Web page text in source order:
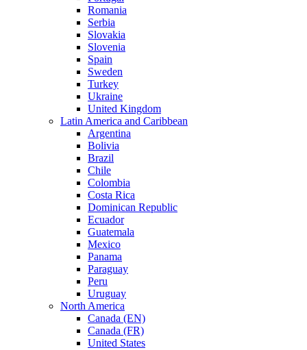
Romania
Serbia
Slovakia
Slovenia
Spain
Sweden
Turkey
Ukraine
United Kingdom
Latin America and Caribbean
Argentina
Bolivia
Brazil
Chile
Colombia
Costa Rica
Dominican Republic
Ecuador
Guatemala
Mexico
Panama
Paraguay
Peru
Uruguay
North America
Canada (EN)
Canada (FR)
United States